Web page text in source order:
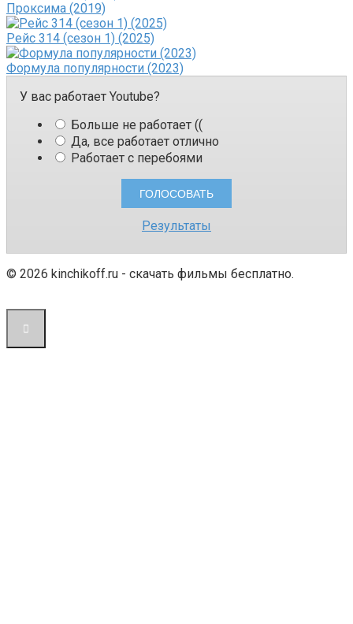
Проксима (2019)
Рейс 314 (сезон 1) (2025)
Формула популярности (2023)
У вас работает Youtube?
Больше не работает ((
Да, все работает отлично
Работает с перебоями
Результаты
© 2026 kinchikoff.ru - скачать фильмы бесплатно.